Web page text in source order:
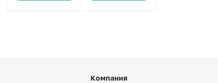
Компания